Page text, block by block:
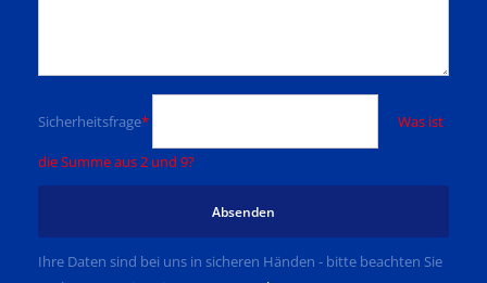
Sicherheitsfrage* Was ist
die Summe aus 2 und 9?
Absenden
Ihre Daten sind bei uns in sicheren Händen - bitte beachten Sie